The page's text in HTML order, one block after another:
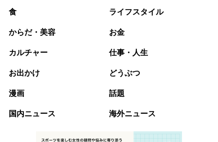
食 ライフスタイル
からだ・美容 お金
カルチャー 仕事・人生
お出かけ どうぶつ
漫画 話題
国内ニュース 海外ニュース